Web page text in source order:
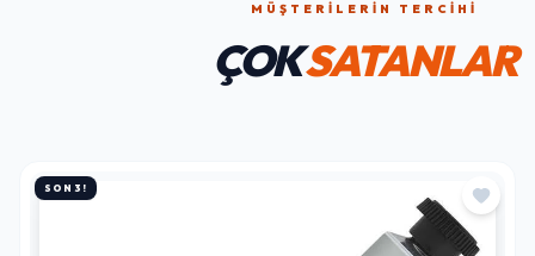
MÜŞTERILERIN TERCIHI
ÇOKSATANLAR
SON 3!